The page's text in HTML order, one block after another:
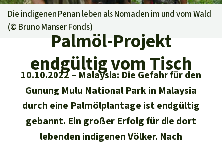
Informieren
Aktuelles
Erfolge
Alle News
Kids
Newsletter­anmeldung
Unsere Themen
Der Regenwald
Klima
Biodiversität
Regenwald Report
Aktuelle Ausgabe
01/2026
Erfolge
Shop
Überuns
Über uns
Dringender Spendenaufruf
Regenwald-Urkunden
Fragen & Antworten
Testament
Spendenkonto Rettet den
Regenwald e. V.
Die indigenen Penan leben als Nomaden im und vom Wald
(© Bruno Manser Fonds)
Palmöl-Projekt
endgültig vom Tisch
10.10.2022
Malaysia: Die Gefahr für den
Gunung Mulu National Park in Malaysia
durch eine Palmölplantage ist endgültig
gebannt. Ein großer Erfolg für die dort
lebenden indigenen Völker. Nach